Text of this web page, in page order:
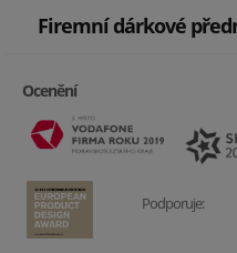
Firemní dárkové
Ocenění
Podporuje: